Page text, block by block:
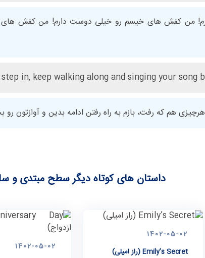
من کفش های خیسم رو خیلی دوست دارم! من کفش های
in, keep walking along and singing your song
هم که رفت، بازم به راه رفتن ادامه بدین و
داستان های کوتاه دیگر سطح مبتدی و
1402-05-02
Emily’s Secret (راز امیلی)
1402-05-02